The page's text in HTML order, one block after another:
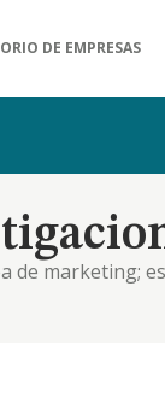
DE EMPRESAS
de marketing;